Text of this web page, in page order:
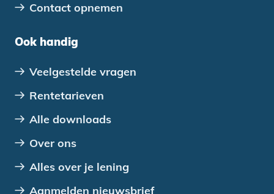
Contact opnemen
Ook handig
Veelgestelde vragen
Rentetarieven
Alle downloads
Over ons
Alles over je lening
Aanmelden nieuwsbrief